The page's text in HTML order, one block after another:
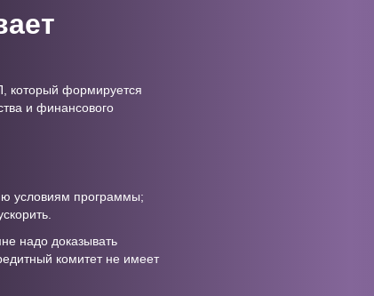
который формируется
и финансового
условиям программы;
надо доказывать
комитет не имеет